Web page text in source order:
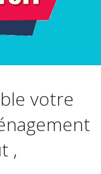
votre
,